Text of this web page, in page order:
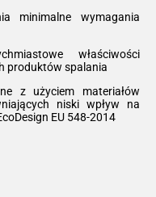
minimalne wymagania
właściwości
produktów spalania
z użyciem materiałów
niski wpływ na
EU 548-2014